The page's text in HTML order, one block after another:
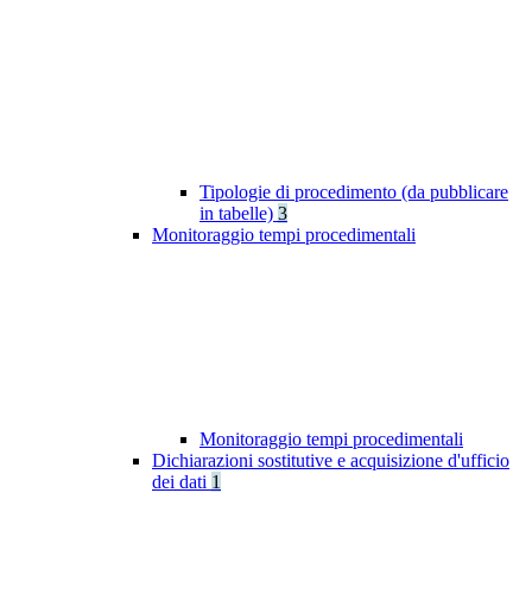
Tipologie di procedimento (da pubblicare
in tabelle) 3
Monitoraggio tempi procedimentali
Monitoraggio tempi procedimentali
Dichiarazioni sostitutive e acquisizione d'ufficio
dei dati 1